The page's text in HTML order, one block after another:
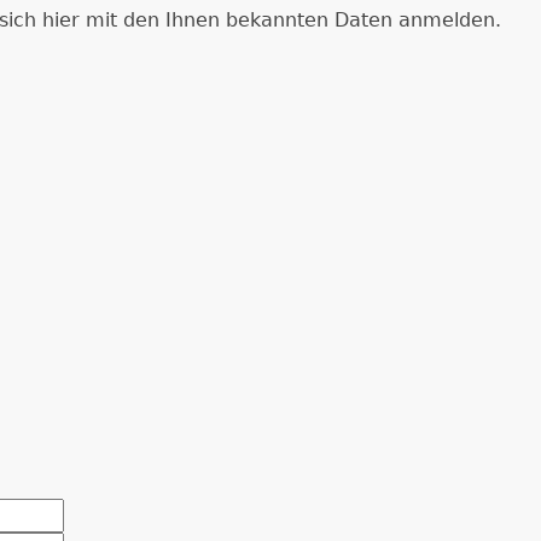
hier mit den Ihnen bekannten Daten anmelden.